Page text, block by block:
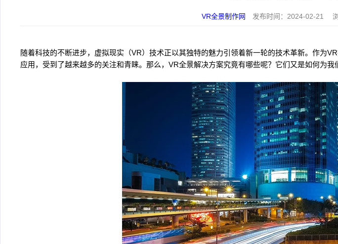
VR全景制作网 发布时间： 2024-02-21 浏
随着科技的不断进步，虚拟现实（VR）技术正以其独特的魅力引领着新一轮的技术革新。作为
应用，受到了越来越多的关注和青睐。那么，VR全景解决方案究竟有哪些呢？它们又是如何为我